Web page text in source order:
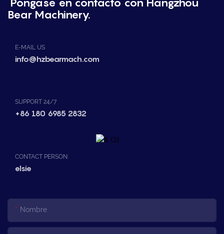
Póngase en contacto con Hangzhou
Bear Machinery.
E-MAIL US
info@hzbearmach.com
SUPPORT 24/7
+86 180 6985 2832
CONTACT PERSON:
elsie
Nombre